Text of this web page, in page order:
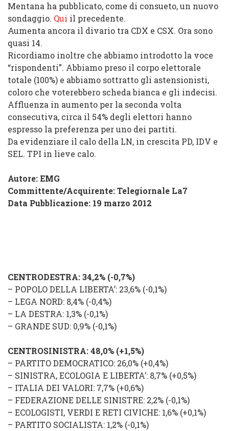
Mentana ha pubblicato, come di consueto, un nuovo
sondaggio. Qui il precedente.
Aumenta ancora il divario tra CDX e CSX. Ora sono
quasi 14.
Ricordiamo inoltre che abbiamo introdotto la voce
“rispondenti”. Abbiamo preso il corpo elettorale
totale (100%) e abbiamo sottratto gli astensionisti,
coloro che voterebbero scheda bianca e gli indecisi.
Affluenza in aumento per la seconda volta
consecutiva, circa il 54% degli elettori hanno
espresso la preferenza per uno dei partiti.
Da evidenziare il calo della LN, in crescita PD, IDV e
SEL. TPI in lieve calo.
Autore: EMG
Committente/Acquirente:Telegiornale La7
Data Pubblicazione: 19 marzo 2012
CENTRODESTRA: 34,2% (-0,7%)
– POPOLO DELLA LIBERTA’: 23,6% (-0,1%)
– LEGA NORD: 8,4% (-0,4%)
– LA DESTRA: 1,3% (-0,1%)
– GRANDE SUD: 0,9% (-0,1%)
CENTROSINISTRA: 48,0% (+1,5%)
– PARTITO DEMOCRATICO: 26,0% (+0,4%)
– SINISTRA, ECOLOGIA E LIBERTA’: 8,7% (+0,5%)
– ITALIA DEI VALORI: 7,7% (+0,6%)
– FEDERAZIONE DELLE SINISTRE: 2,2% (-0,1%)
– ECOLOGISTI, VERDI E RETI CIVICHE: 1,6% (+0,1%)
– PARTITO SOCIALISTA: 1,2% (-0,1%)